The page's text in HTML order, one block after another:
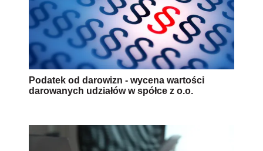
Podatek od darowizn - wycena wartości
darowanych udziałów w spółce z o.o.